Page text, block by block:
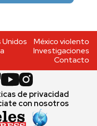
México violento
Investigaciones
Contacto
de privacidad
con nosotros